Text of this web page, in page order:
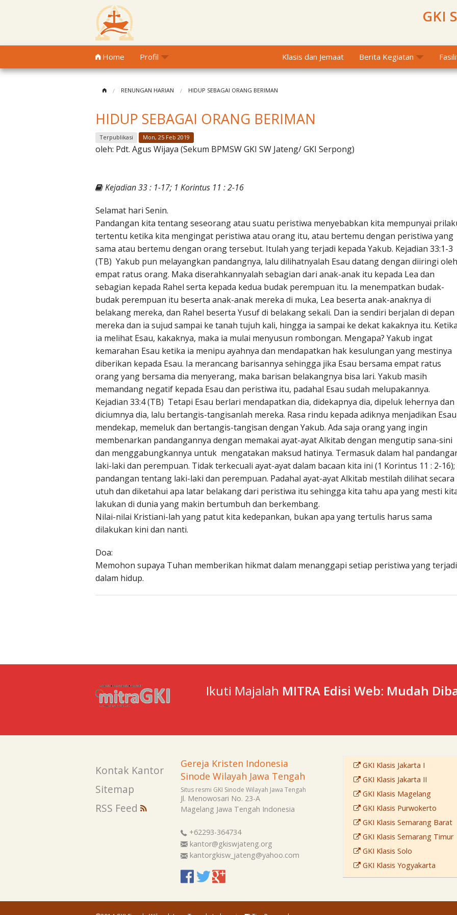
GKI
Home Profil Klasis dan Jemaat Berita Kegiatan
RENUNGAN HARIAN HIDUP SEBAGAI ORANG BERIMAN
HIDUP SEBAGAI ORANG BERIMAN
Terpublikasi Mon, 25 Feb 2019
oleh: Pdt. Agus Wijaya (Sekum BPMSW GKI SW Jateng/ GKI Serpong)
Kejadian 33 : 1-17; 1 Korintus 11 : 2-16
Selamat hari Senin.
Pandangan kita tentang seseorang atau suatu peristiwa menyebabkan kita mempunyai
tertentu ketika kita mengingat peristiwa atau orang itu, atau bertemu dengan peristiwa yang
sama atau bertemu dengan orang tersebut. Itulah yang terjadi kepada Yakub. Kejadian 33:1-3
(TB) Yakub pun melayangkan pandangnya, lalu dilihatnyalah Esau datang dengan diiringi oleh
empat ratus orang. Maka diserahkannyalah sebagian dari anak-anak itu kepada Lea dan
sebagian kepada Rahel serta kepada kedua budak perempuan itu. Ia menempatkan budak-
budak perempuan itu beserta anak-anak mereka di muka, Lea beserta anak-anaknya di
belakang mereka, dan Rahel beserta Yusuf di belakang sekali. Dan ia sendiri berjalan di depan
mereka dan ia sujud sampai ke tanah tujuh kali, hingga ia sampai ke dekat kakaknya itu.
ia melihat Esau, kakaknya, maka ia mulai menyusun rombongan. Mengapa? Yakub ingat
kemarahan Esau ketika ia menipu ayahnya dan mendapatkan hak kesulungan yang mestinya
diberikan kepada Esau. Ia merancang barisannya sehingga jika Esau bersama empat ratus
orang yang bersama dia menyerang, maka barisan belakangnya bisa lari. Yakub masih
memandang negatif kepada Esau dan peristiwa itu, padahal Esau sudah melupakannya.
Kejadian 33:4 (TB) Tetapi Esau berlari mendapatkan dia, didekapnya dia, dipeluk lehernya dan
diciumnya dia, lalu bertangis-tangisanlah mereka. Rasa rindu kepada adiknya menjadikan Esau
mendekap, memeluk dan bertangis-tangisan dengan Yakub. Ada saja orang yang ingin
membenarkan pandangannya dengan memakai ayat-ayat Alkitab dengan mengutip sana-sini
dan menggabungkannya untuk mengatakan maksud hatinya. Termasuk dalam hal
laki-laki dan perempuan. Tidak terkecuali ayat-ayat dalam bacaan kita ini (1 Korintus 11 : 2-16);
pandangan tentang laki-laki dan perempuan. Padahal ayat-ayat Alkitab mestilah dilihat secara
utuh dan diketahui apa latar belakang dari peristiwa itu sehingga kita tahu apa yang mesti
lakukan di dunia yang makin bertumbuh dan berkembang.
Nilai-nilai Kristiani-lah yang patut kita kedepankan, bukan apa yang tertulis harus sama
dilakukan kini dan nanti.
Doa:
Memohon supaya Tuhan memberikan hikmat dalam menanggapi setiap peristiwa yang terjadi
dalam hidup.
Ikuti Majalah MITRA Edisi Web: Mudah
Kontak Kantor
Sitemap
RSS Feed
Gereja Kristen Indonesia
Sinode Wilayah Jawa Tengah
Situs resmi GKI Sinode Wilayah Jawa Tengah
Jl. Menowosari No. 23-A
Magelang Jawa Tengah Indonesia
+62293-364734
kantor@gkiswjateng.org
kantorgkisw_jateng@yahoo.com
GKI Klasis Jakarta I
GKI Klasis Jakarta II
GKI Klasis Magelang
GKI Klasis Purwokerto
GKI Klasis Semarang Barat
GKI Klasis Semarang Timur
GKI Klasis Solo
GKI Klasis Yogyakarta